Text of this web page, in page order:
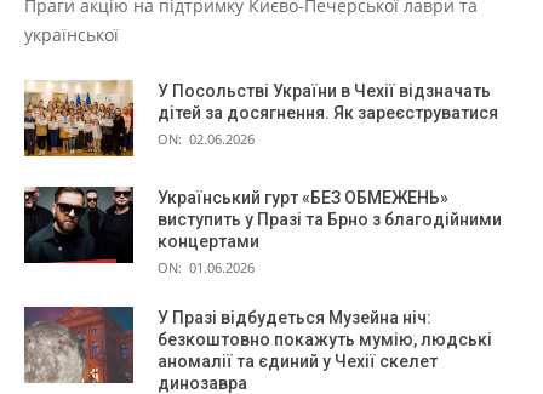
Праги акцію на підтримку Києво-Печерської лаври та
української
У Посольстві України в Чехії відзначать
дітей за досягнення. Як зареєструватися
ON: 02.06.2026
Український гурт «БЕЗ ОБМЕЖЕНЬ»
виступить у Празі та Брно з благодійними
концертами
ON: 01.06.2026
У Празі відбудеться Музейна ніч:
безкоштовно покажуть мумію, людські
аномалії та єдиний у Чехії скелет
динозавра